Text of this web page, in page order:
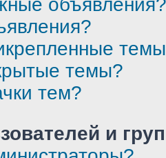
объявления?
темы?
тем?
и